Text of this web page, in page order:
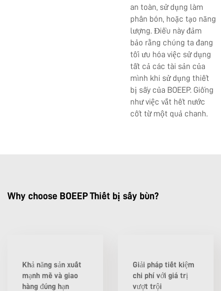
an toàn, sử dụng làm
phân bón, hoặc tạo năng
lượng. Điều này đảm
bảo rằng chúng ta đang
tối ưu hóa việc sử dụng
tất cả các tài sản của
mình khi sử dụng thiết
bị sấy của BOEEP. Giống
như việc vắt hết nước
cốt từ một quả chanh.
Why choose BOEEP Thiết bị sấy bùn?
Khả năng sản xuất
mạnh mẽ và giao
hàng đúng hạn
Giải pháp tiết kiệm
chi phí với giá trị
vượt trội